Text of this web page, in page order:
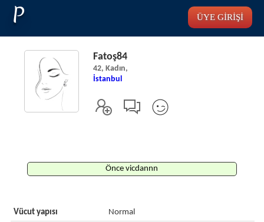
P ÜYE GİRİŞİ
Fatoş84
42, Kadın,
İstanbul
Önce vicdannn
Vücut yapısı Normal